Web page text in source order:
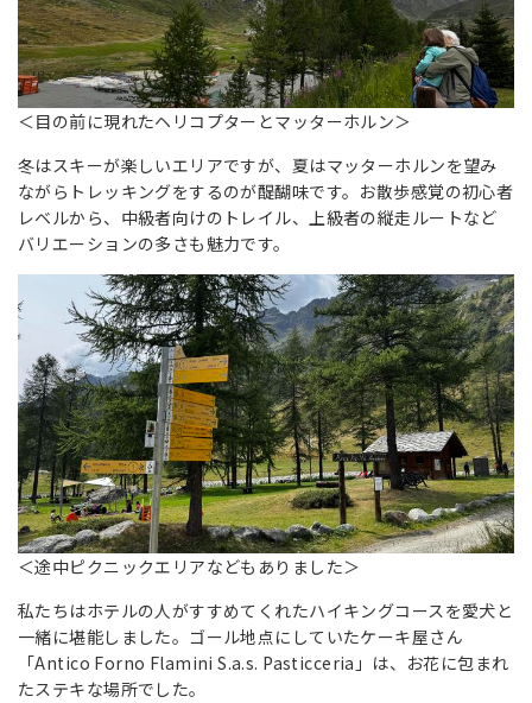
＜目の前に現れたヘリコプターとマッターホルン＞
冬はスキーが楽しいエリアですが、夏はマッターホルンを望み
ながらトレッキングをするのが醍醐味です。お散歩感覚の初心者
レベルから、中級者向けのトレイル、上級者の縦走ルートなど
バリエーションの多さも魅力です。
＜途中ピクニックエリアなどもありました＞
私たちはホテルの人がすすめてくれたハイキングコースを愛犬と
一緒に堪能しました。ゴール地点にしていたケーキ屋さん
「Antico Forno Flamini S.a.s. Pasticceria」は、お花に包まれ
たステキな場所でした。